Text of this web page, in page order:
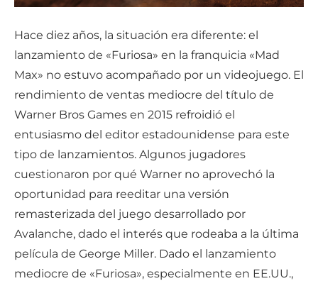
Hace diez años, la situación era diferente: el
lanzamiento de «Furiosa» en la franquicia «Mad
Max» no estuvo acompañado por un videojuego. El
rendimiento de ventas mediocre del título de
Warner Bros Games en 2015 refroidió el
entusiasmo del editor estadounidense para este
tipo de lanzamientos. Algunos jugadores
cuestionaron por qué Warner no aprovechó la
oportunidad para reeditar una versión
remasterizada del juego desarrollado por
Avalanche, dado el interés que rodeaba a la última
película de George Miller. Dado el lanzamiento
mediocre de «Furiosa», especialmente en EE.UU.,